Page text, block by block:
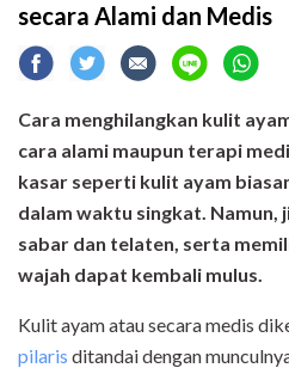
secara Alami dan Medis
Cara menghilangkan kulit
cara alami maupun terapi
kasar seperti kulit ayam
dalam waktu singkat. Namun,
sabar dan telaten, serta
wajah dapat kembali mulus.
Kulit ayam atau secara medis
pilaris ditandai dengan